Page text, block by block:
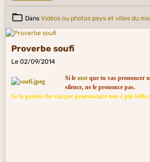
Dans Vidéos ou photos pays et villes du
Proverbe soufi
Le 02/09/2014
Si le motque tu vas prononcer
silence, ne le prononce pas.
Se la parola che stai per pronunciare non è più bella